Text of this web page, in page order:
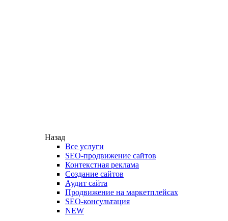
Назад
Все услуги
SEO-продвижение сайтов
Контекстная реклама
Создание сайтов
Аудит сайта
Продвижение на маркетплейсах
SEO-консультация
NEW